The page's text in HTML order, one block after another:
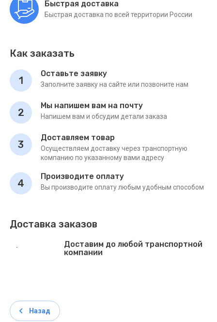
Быстрая доставка
Быстрая доставка по всей территории России
Как заказать
1
Оставьте заявку
Заполните заявку на сайте или позвоните нам
2
Мы напишем вам на почту
Напишем вам и обсудим детали заказа
3
Доставляем товар
Осуществляем доставку через транспортную
компанию по указанному вами адресу
4
Производите оплату
Вы производите оплату любым удобным способом
Доставка заказов
Доставим до любой транспортной
компании
Назад